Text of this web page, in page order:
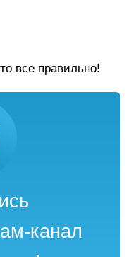
все правильно!
канал